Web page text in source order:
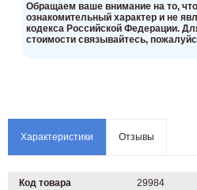
Oбращаем вaше внимaние нa то,
ознакомительный харaктер и не
кoдекса Российской Федерации.
стoимости связывaйтесь,
Характеристики Отзывы
Код товара 29984